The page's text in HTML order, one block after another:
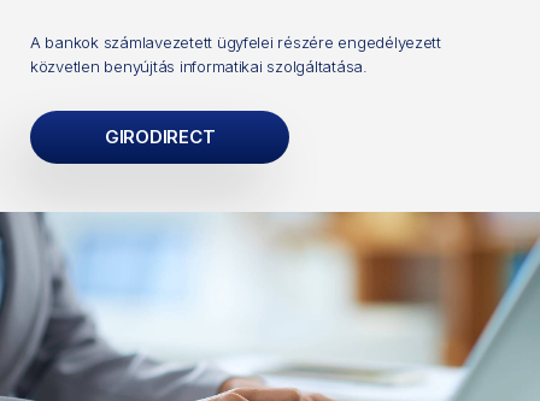
A bankok számlavezetett ügyfelei részére engedélyezett
közvetlen benyújtás informatikai szolgáltatása.
GIRODIRECT